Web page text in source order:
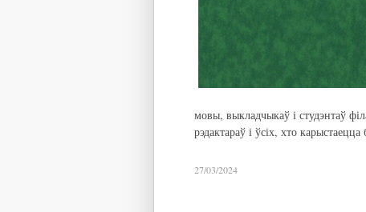
мовы, выкладчыкаў і студэнтаў
рэдактараў і ўсіх, хто
27/03/2024